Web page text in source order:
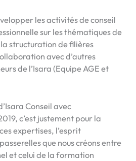
les activités de conseil
sur les thématiques de
structuration de filières
avec d’autres
de l’Isara (Equipe AGE et
Conseil avec
c’est justement pour la
expertises, l’esprit
que nous créons entre
et celui de la formation